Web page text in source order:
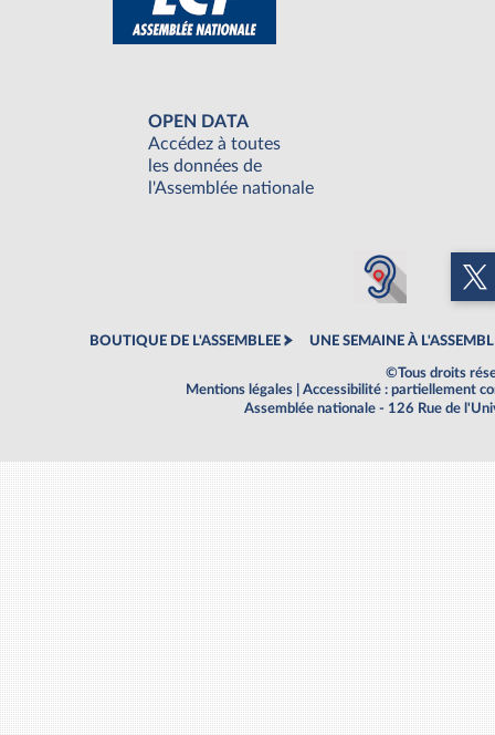
OPEN DATA
Accédez à toutes
les données de
l'Assemblée nationale
BOUTIQUE DE L'ASSEMBLEE UNE SEMAINE À
©Tous droits
Mentions légales
Accessibilité : partiellement
Assemblée nationale - 126 Rue de